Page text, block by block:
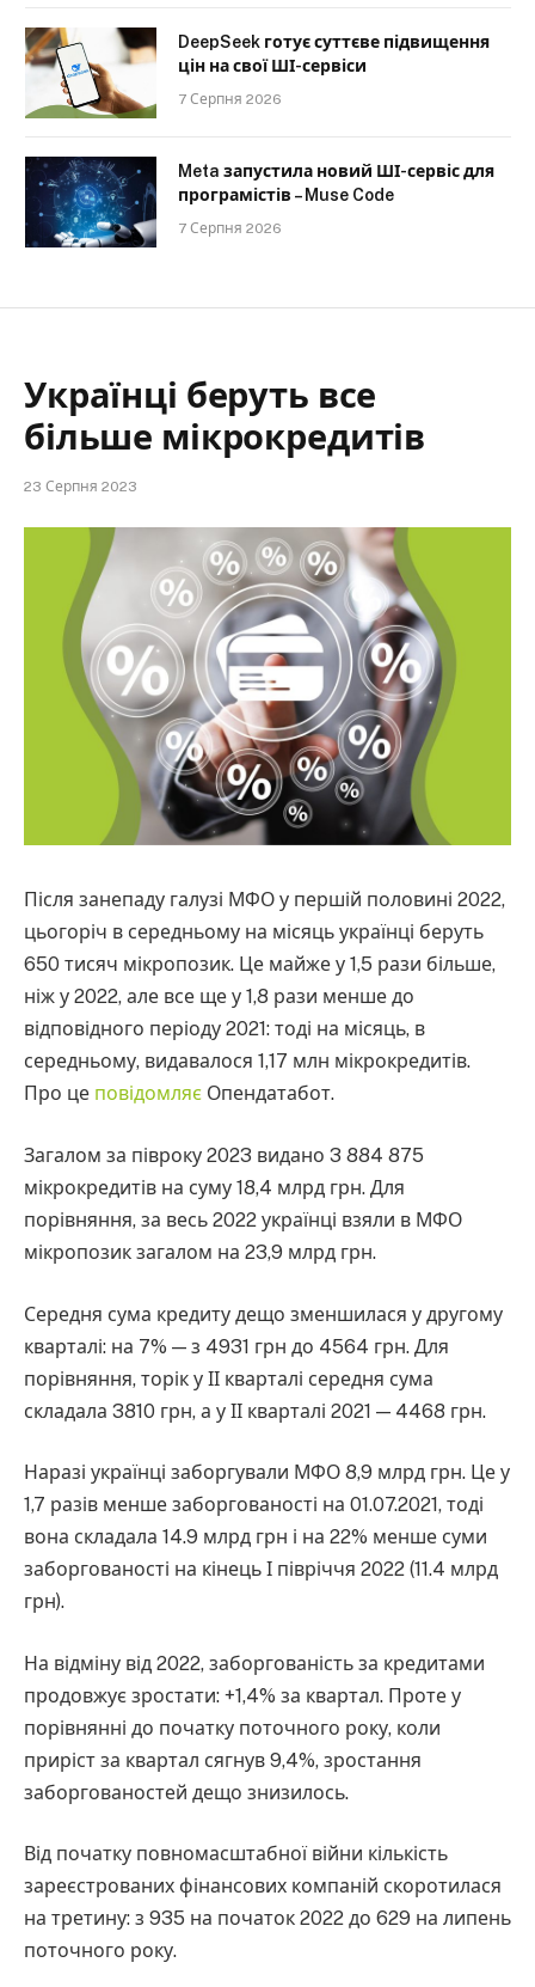
DeepSeek готує суттєве підвищення
цін на свої ШІ-сервіси
7 Серпня 2026
Meta запустила новий ШІ-сервіс для
програмістів – Muse Code
7 Серпня 2026
Українці беруть все
більше мікрокредитів
23 Серпня 2023
Після занепаду галузі МФО у першій половині 2022,
цьогоріч в середньому на місяць українці беруть
650 тисяч мікропозик. Це майже у 1,5 рази більше,
ніж у 2022, але все ще у 1,8 рази менше до
відповідного періоду 2021: тоді на місяць, в
середньому, видавалося 1,17 млн мікрокредитів.
Про це повідомляє Опендатабот.
Загалом за півроку 2023 видано 3 884 875
мікрокредитів на суму 18,4 млрд грн. Для
порівняння, за весь 2022 українці взяли в МФО
мікропозик загалом на 23,9 млрд грн.
Середня сума кредиту дещо зменшилася у другому
кварталі: на 7% — з 4931 грн до 4564 грн. Для
порівняння, торік у ІІ кварталі середня сума
складала 3810 грн, а у ІІ кварталі 2021 — 4468 грн.
Наразі українці заборгували МФО 8,9 млрд грн. Це у
1,7 разів менше заборгованості на 01.07.2021, тоді
вона складала 14.9 млрд грн і на 22% менше суми
заборгованості на кінець І півріччя 2022 (11.4 млрд
грн).
На відміну від 2022, заборгованість за кредитами
продовжує зростати: +1,4% за квартал. Проте у
порівнянні до початку поточного року, коли
приріст за квартал сягнув 9,4%, зростання
заборгованостей дещо знизилось.
Від початку повномасштабної війни кількість
зареєстрованих фінансових компаній скоротилася
на третину: з 935 на початок 2022 до 629 на липень
поточного року.